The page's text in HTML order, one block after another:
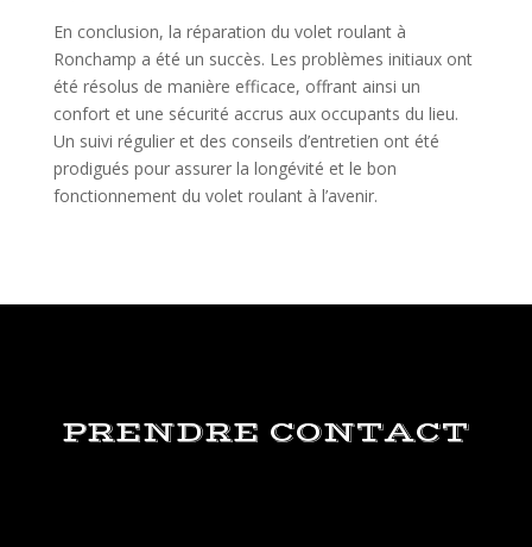
En conclusion, la réparation du volet roulant à
Ronchamp a été un succès. Les problèmes initiaux ont
été résolus de manière efficace, offrant ainsi un
confort et une sécurité accrus aux occupants du lieu.
Un suivi régulier et des conseils d’entretien ont été
prodigués pour assurer la longévité et le bon
fonctionnement du volet roulant à l’avenir.
PRENDRE CONTACT